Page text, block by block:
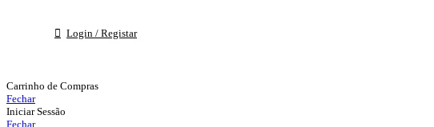
Login / Registar
Carrinho de Compras
Fechar
Iniciar Sessão
Fechar